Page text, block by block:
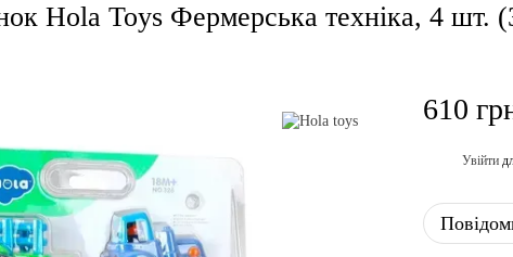
Hola Toys Фермерська техніка, 4 шт.
610
Увійти